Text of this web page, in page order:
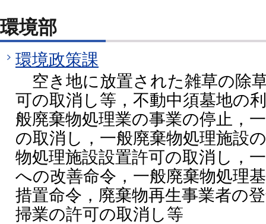
環境部
環境政策課
空き地に放置された雑草の除
可の取消し等，不動中須墓地の
般廃棄物処理業の事業の停止，
の取消し，一般廃棄物処理施設
物処理施設設置許可の取消し，
への改善命令，一般廃棄物処理
措置命令，廃棄物再生事業者の
掃業の許可の取消し等